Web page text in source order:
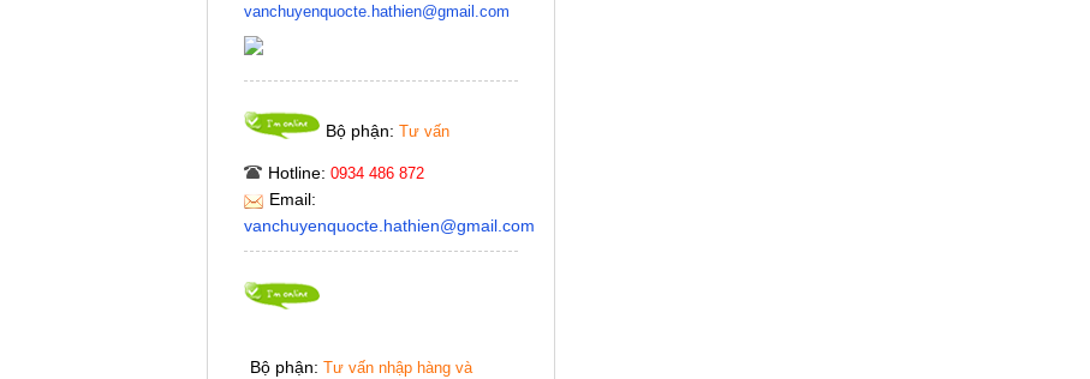
vanchuyenquocte.hathien@gmail.com
Bộ phận: Tư vấn
Hotline: 0934 486 872
Email:
vanchuyenquocte.hathien@gmail.com
Bộ phận: Tư vấn nhập hàng và